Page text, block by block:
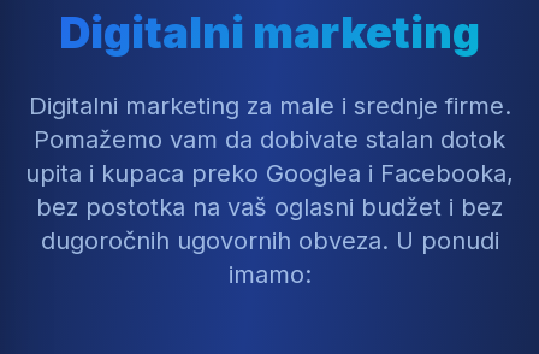
Digitalni marketing
Digitalni marketing za male i srednje firme.
Pomažemo vam da dobivate stalan dotok
upita i kupaca preko Googlea i Facebooka,
bez postotka na vaš oglasni budžet i bez
dugoročnih ugovornih obveza. U ponudi
imamo: